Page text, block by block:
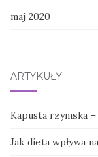
maj 2020
ARTYKUŁY
Kapusta rzymska
Jak dieta wpływa